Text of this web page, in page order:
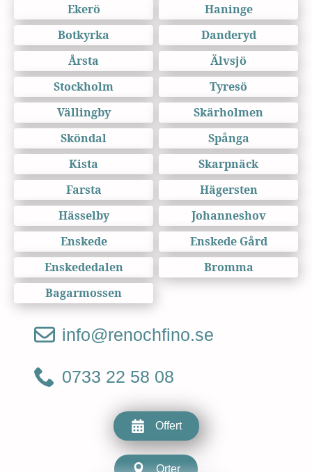
Ekerö
Haninge
Botkyrka
Danderyd
Årsta
Älvsjö
Stockholm
Tyresö
Vällingby
Skärholmen
Sköndal
Spånga
Kista
Skarpnäck
Farsta
Hägersten
Hässelby
Johanneshov
Enskede
Enskede Gård
Enskededalen
Bromma
Bagarmossen
info@renochfino.se
0733 22 58 08
Offert
Orter